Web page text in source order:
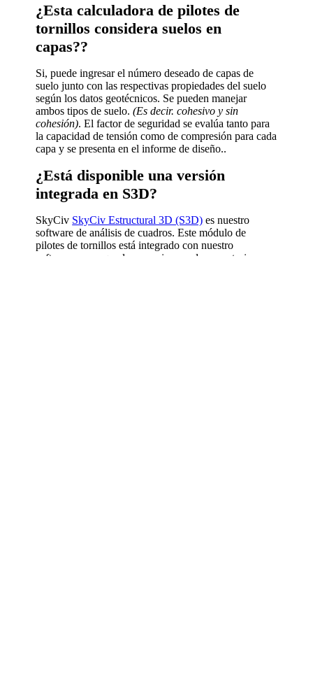
¿Esta calculadora de pilotes de
tornillos considera suelos en
capas??
Si, puede ingresar el número deseado de capas de
suelo junto con las respectivas propiedades del suelo
según los datos geotécnicos. Se pueden manejar
ambos tipos de suelo. (Es decir. cohesivo y sin
cohesión). El factor de seguridad se evalúa tanto para
la capacidad de tensión como de compresión para cada
capa y se presenta en el informe de diseño..
¿Está disponible una versión
integrada en S3D?
SkyCiv SkyCiv Estructural 3D (S3D) es nuestro
software de análisis de cuadros. Este módulo de
pilotes de tornillos está integrado con nuestro
software., para que los usuarios puedan construir un